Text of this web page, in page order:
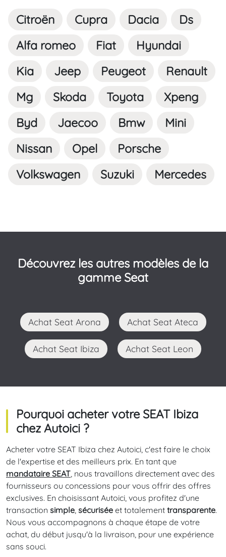
Citroën Cupra Dacia
Ds
Alfa romeo
Fiat
Hyundai
Kia
Jeep Peugeot
Renault
Mg
Skoda Toyota
Xpeng
Byd
Jaecoo Bmw
Mini
Nissan
Opel
Porsche
Volkswagen
Suzuki Mercedes
Découvrez les autres modèles de la
gamme Seat
Achat Seat Arona Achat Seat Ateca
Achat Seat Ibiza Achat Seat Leon
Pourquoi acheter votre SEAT Ibiza
chez Autoici ?
Acheter votre SEAT Ibiza chez Autoici, c'est faire le choix
de l'expertise et des meilleurs prix. En tant que
mandataire SEAT, nous travaillons directement avec des
fournisseurs ou concessions pour vous offrir des offres
exclusives. En choisissant Autoici, vous profitez d'une
transaction simple, sécurisée et totalement transparente.
Nous vous accompagnons à chaque étape de votre
achat, du début jusqu'à la livraison, pour une expérience
sans souci.